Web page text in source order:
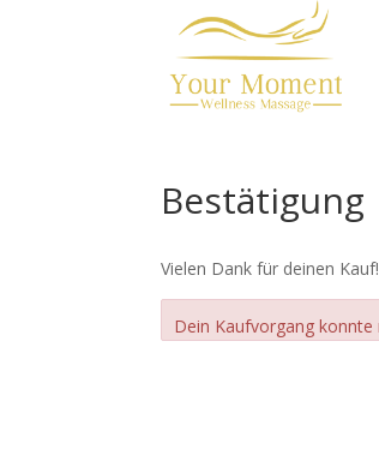
Bestätigung
Vielen Dank für deinen Kauf!
Dein Kaufvorgang